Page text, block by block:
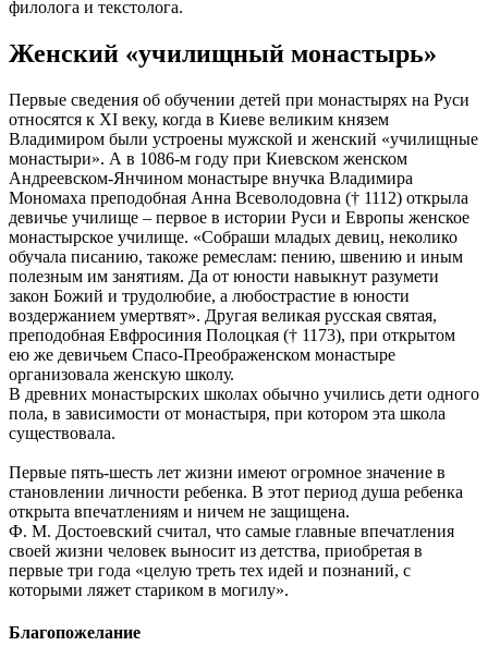
филолога и текстолога.
Женский «училищный монастырь»
Первые сведения об обучении детей при монастырях на Руси
относятся к XI веку, когда в Киеве великим князем
Владимиром были устроены мужской и женский «училищные
монастыри». А в 1086-м году при Киевском женском
Андреевском-Янчином монастыре внучка Владимира
Мономаха преподобная Анна Всеволодовна († 1112) открыла
девичье училище – первое в истории Руси и Европы женское
монастырское училище. «Собраши младых девиц, неколико
обучала писанию, такоже ремеслам: пению, швению и иным
полезным им занятиям. Да от юности навыкнут разумети
закон Божий и трудолюбие, а любострастие в юности
воздержанием умертвят». Другая великая русская святая,
преподобная Евфросиния Полоцкая († 1173), при открытом
ею же девичьем Спасо-Преображенском монастыре
организовала женскую школу.
В древних монастырских школах обычно учились дети одного
пола, в зависимости от монастыря, при котором эта школа
существовала.
Первые пять-шесть лет жизни имеют огромное значение в
становлении личности ребенка. В этот период душа ребенка
открыта впечатлениям и ничем не защищена.
Ф. М. Достоевский считал, что самые главные впечатления
своей жизни человек выносит из детства, приобретая в
первые три года «целую треть тех идей и познаний, с
которыми ляжет стариком в могилу».
Благопожелание